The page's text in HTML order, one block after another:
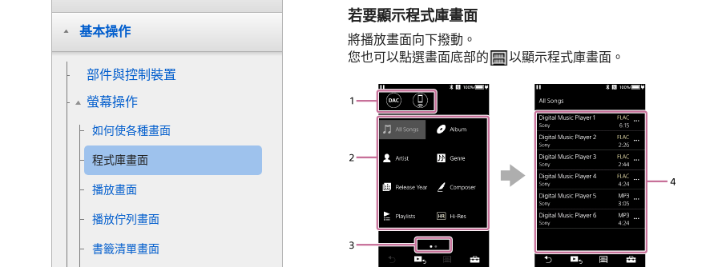
若要顯示程式庫畫面
將播放畫面向下撥動。
您也可以點選畫面底部的
以顯示程式庫畫面。
基本操作
部件與控制裝置
螢幕操作
如何使各種畫面
程式庫畫面
播放畫面
播放佇列畫面
書籤清單畫面